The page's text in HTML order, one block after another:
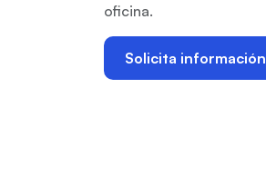
oficina.
Solicita información